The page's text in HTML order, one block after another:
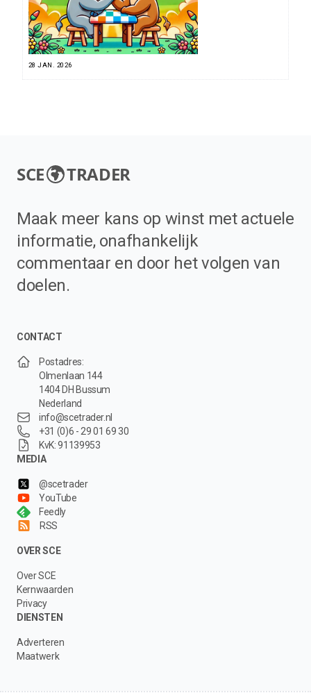
28 JAN. 2026
SCE TRADER
Maak meer kans op winst met actuele
informatie, onafhankelijk
commentaar en door het volgen van
doelen.
CONTACT
Postadres:
Olmenlaan 144
1404 DH Bussum
Nederland
info@scetrader.nl
+31 (0)6 - 29 01 69 30
KvK: 91139953
MEDIA
@scetrader
YouTube
Feedly
RSS
OVER SCE
Over SCE
Kernwaarden
Privacy
DIENSTEN
Adverteren
Maatwerk